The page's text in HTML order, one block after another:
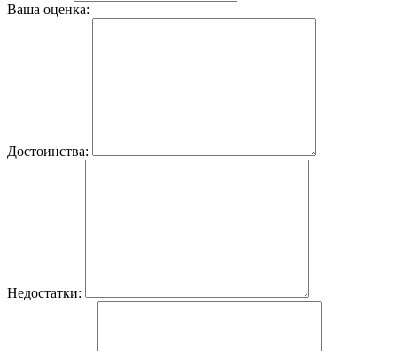
Ваша оценка:
Достоинства:
Недостатки: